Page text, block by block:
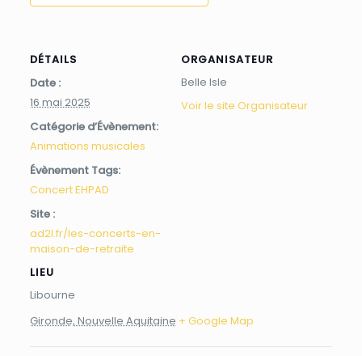
DÉTAILS
Date :
16 mai 2025
Catégorie d’Évènement:
Animations musicales
Évènement Tags:
Concert EHPAD
Site :
ad2l.fr/les-concerts-en-
maison-de-retraite
LIEU
Libourne
Gironde, Nouvelle Aquitaine + Google Map
ORGANISATEUR
Belle Isle
Voir le site Organisateur